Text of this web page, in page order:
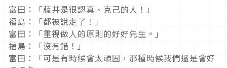
富田：「藤井是很認真、克己的人！」
福島：「都被說走了！」
富田：「重視做人的原則的好好先生。」
福島：「沒有錯！」
富田：「可是有時候會太頑固，那種時候我們還是會好